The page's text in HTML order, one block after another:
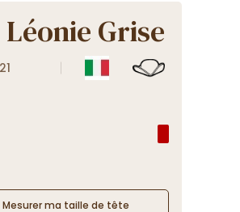
Grise
Mesurer ma taille de tête